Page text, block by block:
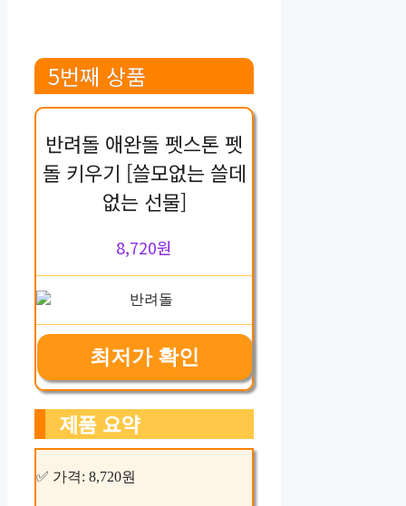
5번째 상품
반려돌 애완돌 펫스톤 펫
돌 키우기 [쓸모없는 쓸데
없는 선물]
8,720원
최저가 확인
제품 요약
✅ 가격: 8,720원